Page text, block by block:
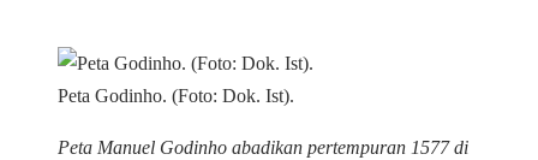
Peta Godinho. (Foto: Dok. Ist).
Peta Manuel Godinho abadikan pertempuran 1577 di